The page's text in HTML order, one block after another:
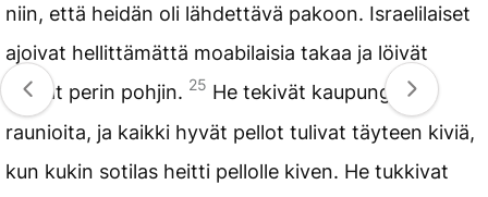
niin, että heidän oli lähdettävä pakoon. Israelilaiset
ajoivat hellittämättä moabilaisia takaa ja löivät
heidät perin pohjin. 25 He tekivät kaupungeista
raunioita, ja kaikki hyvät pellot tulivat täyteen kiviä,
kun kukin sotilas heitti pellolle kiven. He tukkivat